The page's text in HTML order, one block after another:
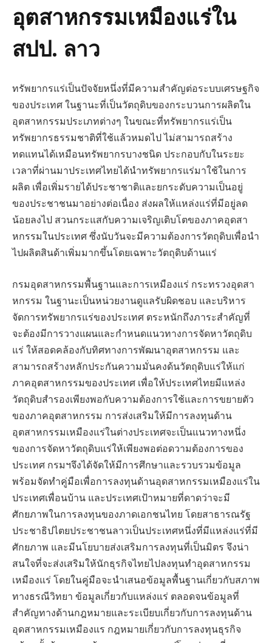
อุตสาหกรรมเหมืองแร่ใน
สปป. ลาว
ทรัพยากรแร่เป็นปัจจัยหนึ่งที่มีความสำคัญต่อระบบเศรษฐกิจ
ของประเทศ ในฐานะที่เป็นวัตถุดิบของกระบวนการผลิตใน
อุตสาหกรรมประเภทต่างๆ ในขณะที่ทรัพยากรแร่เป็น
ทรัพยากรธรรมชาติที่ใช้แล้วหมดไป ไม่สามารถสร้าง
ทดแทนได้เหมือนทรัพยากรบางชนิด ประกอบกับในระยะ
เวลาที่ผ่านมาประเทศไทยได้นำทรัพยากรแร่มาใช้ในการ
ผลิต เพื่อเพิ่มรายได้ประชาชาติและยกระดับความเป็นอยู่
ของประชาชนมาอย่างต่อเนื่อง ส่งผลให้แหล่งแร่ที่มีอยู่ลด
น้อยลงไป สวนกระแสกับความเจริญเติบโตของภาคอุดสา
หกรรมในประเทศ ซึ่งนับวันจะมีความต้องการวัตถุดิบเพื่อนำ
ไปผลิตสินด้าเพิ่มมากขึ้นโดยเฉพาะวัตถุดิบด้านแร่
กรมอุดสาหกรรมพื้นฐานและการเหมืองแร่ กระทรวงอุดสา
หกรรม ในฐานะเป็นหน่วยงานดูแลรับผิดชอบ และบริหาร
จัดการทรัพยากรแร่ของประเทศ ตระหนักถึงภาระสำคัญที่
จะต้องมีการวางแผนและกำหนดแนวทางการจัดหาวัตถุดิบ
แร่ ให้สอดคล้องกับทิศทางการพัฒนาอุตสาหกรรม และ
สามารถสร้างหลักประกันความมั่นคงด้นวัตถุดิบแร่ให้แก่
ภาคอุตสาหกรรมของประเทศ เพื่อให้ประเทศไทยมีแหล่ง
วัตถุดิบสำรองเพียงพอกับความต้องการใช้และการขยายตัว
ของภาคอุตสาหกรรม การส่งเสริมให้มีการลงทุนด้าน
อุตสาหกรรมเหมืองแร่ในต่างประเทศจะเป็นแนวทางหนึ่ง
ของการจัดหาวัตถุดิบแร่ให้เพียงพอต่อดวามต้องการของ
ประเทศ กรมฯจึงได้จัดให้มีการศึกษาและรวบรวมข้อมูล
พร้อมจัดทำคู่มือเพื่อการลงทุนด้านอุดสาหกรรมเหมืองแร่ใน
ประเทศเพื่อนบ้าน และประเทศเป้าหมายที่ดาดว่าจะมี
ศักยภาพในการลงทุนของภาดเอกชนไทย โดยสาธารณรัฐ
ประชาธิปไตยประชาชนลาวเป็นประเทศหนึ่งที่มีแหล่งแร่ที่มี
ศักยภาพ และมีนโยบายส่งเสริมการลงทุนที่เป็นมิตร จึงน่า
สนใจที่จะส่งเสริมให้นักธุรกิจไทยไปลงทุนทำอุดสาหกรรม
เหมืองแร่ โดยในคู่มือจะนำเสนอข้อมูลพื้นฐานเกี่ยวกับสภาพ
ทางธรณีวิทยา ข้อมูลเกี่ยวกับแหล่งแร่ ตลอดจนข้อมูลที่
สำคัญทางด้านกฎหมายและระเบียบเกี่ยวกับการลงทุนด้าน
อุดสาหกรรมเหมืองแร กฎหมายเกี่ยวกับการลงทุนธุรกิจ